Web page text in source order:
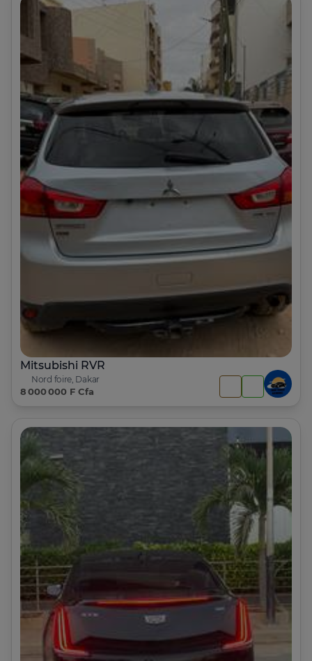
Mitsubishi RVR
Nord foire, Dakar
8 000 000 F Cfa